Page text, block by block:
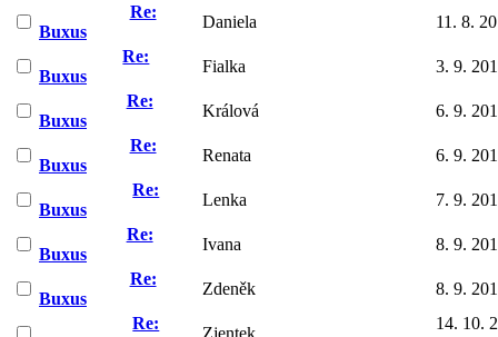
Re:
Buxus
Daniela
11. 8.
Re:
Buxus
Fialka
3. 9.
Re:
Buxus
Králová
6. 9.
Re:
Buxus
Renata
6. 9.
Re:
Buxus
Lenka
7. 9.
Re:
Buxus
Ivana
8. 9.
Re:
Buxus
Zdeněk
8. 9.
Re:
Zjentek
14. 10.